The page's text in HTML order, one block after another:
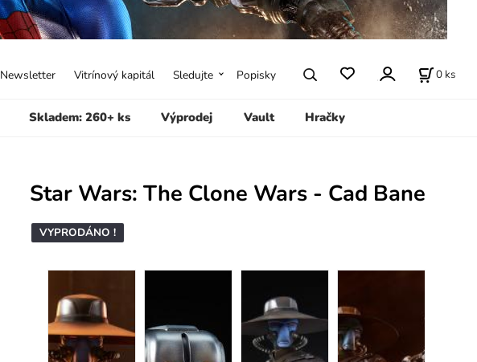
Skladem: 260+ ks Výprodej Vault Hračky
Newsletter Vitrínový kapitál Sledujte Popisky 0 ks
Star Wars: The Clone Wars - Cad Bane
VYPRODÁNO !